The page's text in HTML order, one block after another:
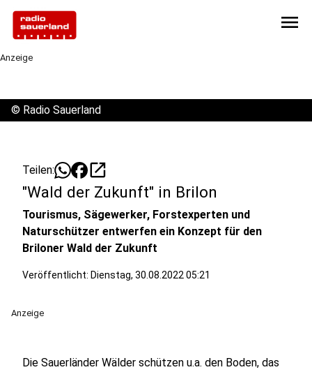
menu
Anzeige
© Radio Sauerland
Teilen: open_in_new
"Wald der Zukunft" in Brilon
Tourismus, Sägewerker, Forstexperten und
Naturschützer entwerfen ein Konzept für den
Briloner Wald der Zukunft
Veröffentlicht: Dienstag, 30.08.2022 05:21
Anzeige
Die Sauerländer Wälder schützen u.a. den Boden, das